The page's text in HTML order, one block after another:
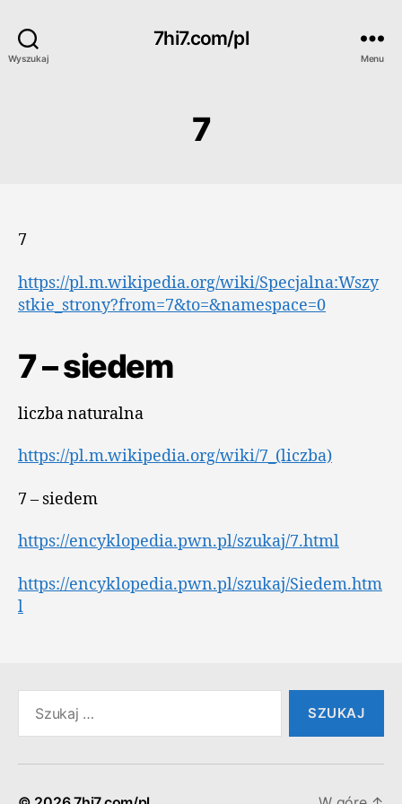
Wyszukaj
7hi7.com/pl
Menu
7
7
https://pl.m.wikipedia.org/wiki/Specjalna:Wszy
stkie_strony?from=7&to=&namespace=0
7 – siedem
liczba naturalna
https://pl.m.wikipedia.org/wiki/7_(liczba)
7 – siedem
https://encyklopedia.pwn.pl/szukaj/7.html
https://encyklopedia.pwn.pl/szukaj/Siedem.htm
l